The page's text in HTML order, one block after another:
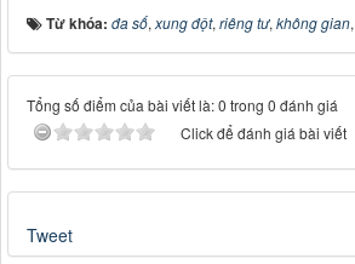
Từ khóa: đa số,xung đột,riêng tư,không gian,
Tổng số điểm của bài viết là: 0 trong 0 đánh giá
Click để đánh giá bài viết
Tweet